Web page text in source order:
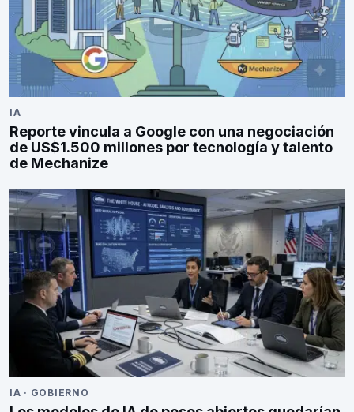
IA
Reporte vincula a Google con una negociación
de US$1.500 millones por tecnología y talento
de Mechanize
IA · GOBIERNO